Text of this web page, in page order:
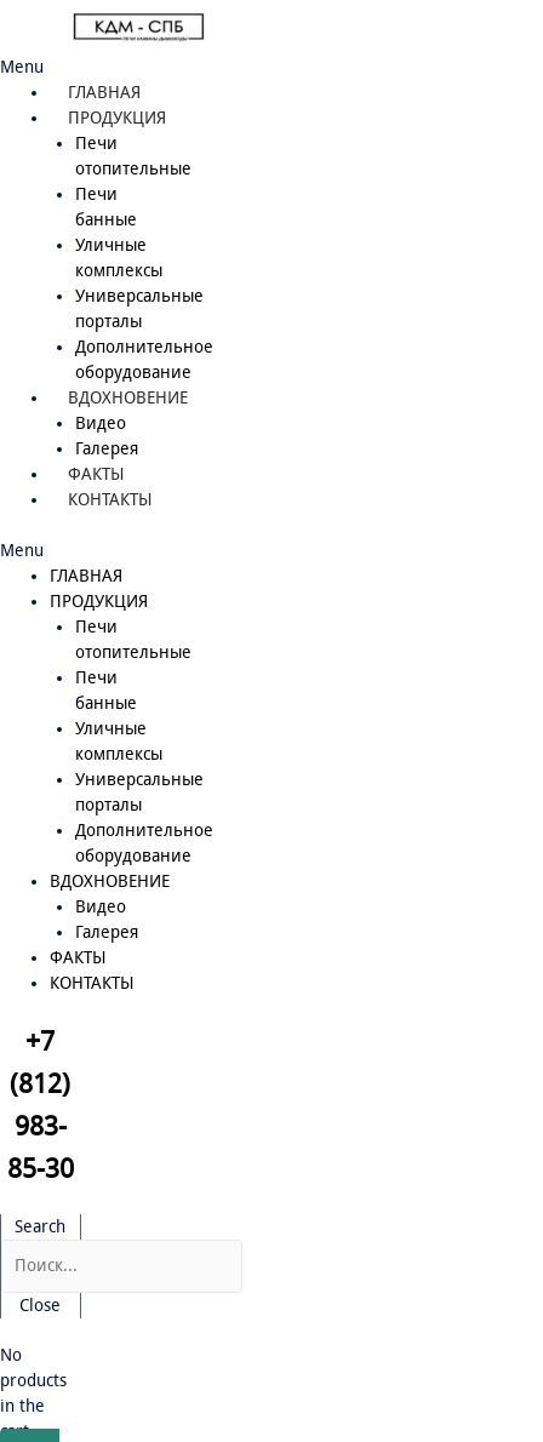
Menu
ГЛАВНАЯ
ПРОДУКЦИЯ
Печи
отопительные
Печи
банные
Уличные
комплексы
Универсальные
порталы
Дополнительное
оборудование
ВДОХНОВЕНИЕ
Видео
Галерея
ФАКТЫ
КОНТАКТЫ
Menu
ГЛАВНАЯ
ПРОДУКЦИЯ
Печи
отопительные
Печи
банные
Уличные
комплексы
Универсальные
порталы
Дополнительное
оборудование
ВДОХНОВЕНИЕ
Видео
Галерея
ФАКТЫ
КОНТАКТЫ
+7
(812)
983-
85-30
Search
Close
No
products
in the
cart.